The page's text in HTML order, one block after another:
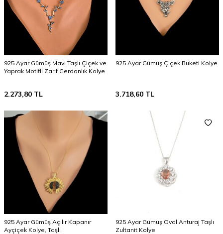
925 Ayar Gümüş Mavi Taşlı Çiçek ve
Yaprak Motifli Zarif Gerdanlık Kolye
2.273,80 TL
925 Ayar Gümüş Çiçek Buketi Kolye
3.718,60 TL
925 Ayar Gümüş Açılır Kapanır
Ayçiçek Kolye, Taşlı
925 Ayar Gümüş Oval Anturaj Taşlı
Zultanit Kolye